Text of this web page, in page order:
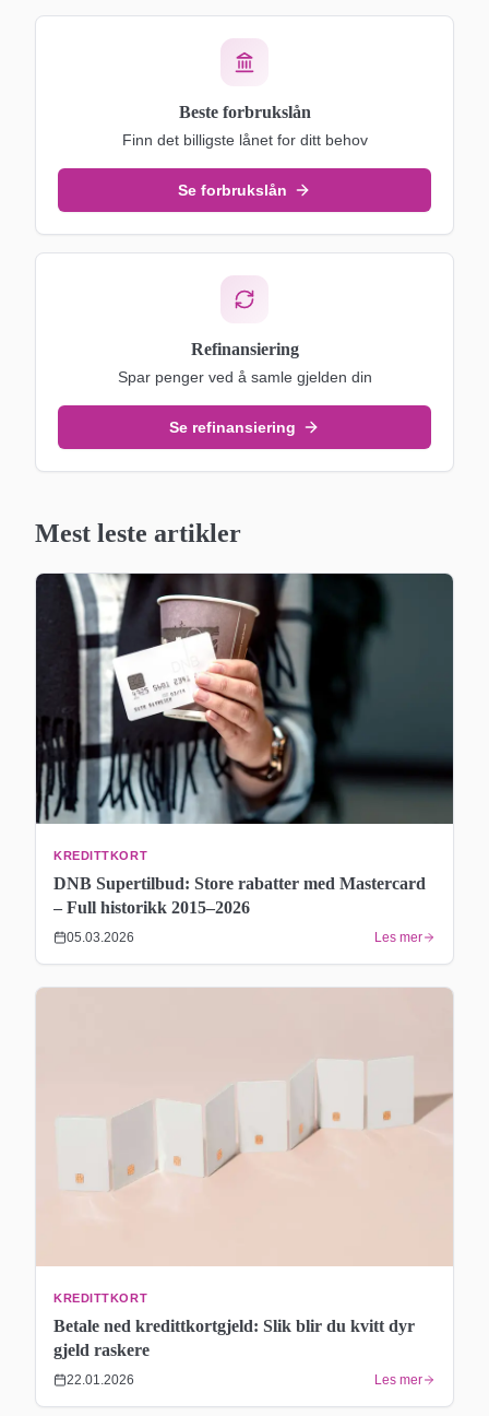
Beste forbrukslån
Finn det billigste lånet for ditt behov
Se forbrukslån
Refinansiering
Spar penger ved å samle gjelden din
Se refinansiering
Mest leste artikler
KREDITTKORT
DNB Supertilbud: Store rabatter med Mastercard
– Full historikk 2015–2026
05.03.2026 Les mer
KREDITTKORT
Betale ned kredittkortgjeld: Slik blir du kvitt dyr
gjeld raskere
22.01.2026 Les mer